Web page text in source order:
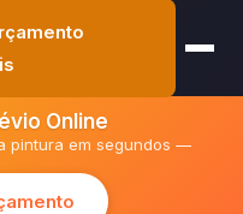
Online
pintura em segundos —